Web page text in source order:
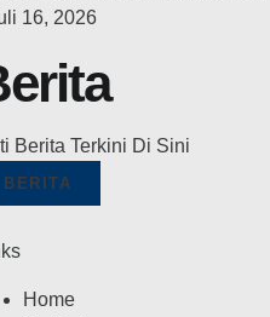
16, 2026
Berita Terkini Di Sini
BERITA
Home